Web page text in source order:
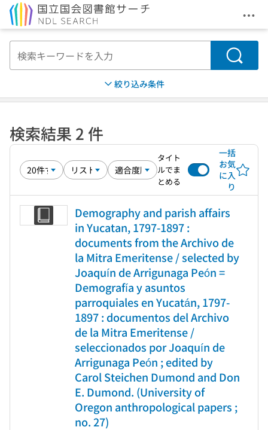
メ
検索
絞り込み条件
検索結果 2 件
タイト
ルでま
とめる
一括
お気
に入
り
Demography and parish affairs
in Yucatan, 1797-1897 :
documents from the Archivo de
la Mitra Emeritense / selected by
Joaquín de Arrigunaga Peón =
Demografía y asuntos
parroquiales en Yucatán, 1797-
1897 : documentos del Archivo
de la Mitra Emeritense /
seleccionados por Joaquín de
Arrigunaga Peón ; edited by
Carol Steichen Dumond and Don
E. Dumond. (University of
Oregon anthropological papers ;
no. 27)